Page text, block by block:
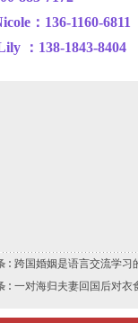
e： 136-1160-6811
：138-1843-8404
: 跨国婚姻是语言交流学习
: 一对海归夫妻回国后对衣